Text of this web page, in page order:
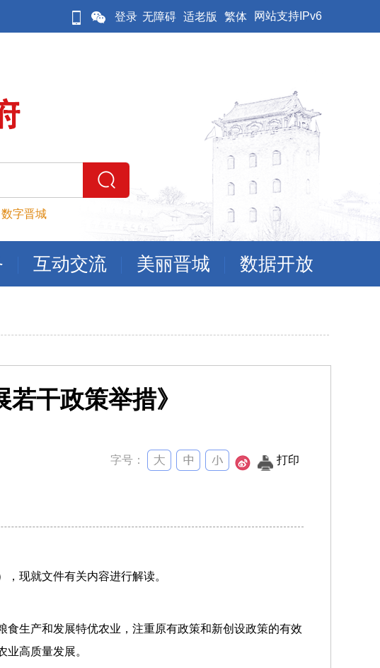
登录 无障碍 适老版 繁体 网站支持IPv6
数字晋城
互动交流 美丽晋城 数据开放
干政策举措》
字号： 打印
现就文件有关内容进行解读。
生产和发展特优农业，注重原有政策和新创设政策的有效
高质量发展。